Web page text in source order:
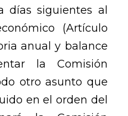
días siguientes al
(Artículo
anual y balance
la Comisión
otro asunto que
en el orden del